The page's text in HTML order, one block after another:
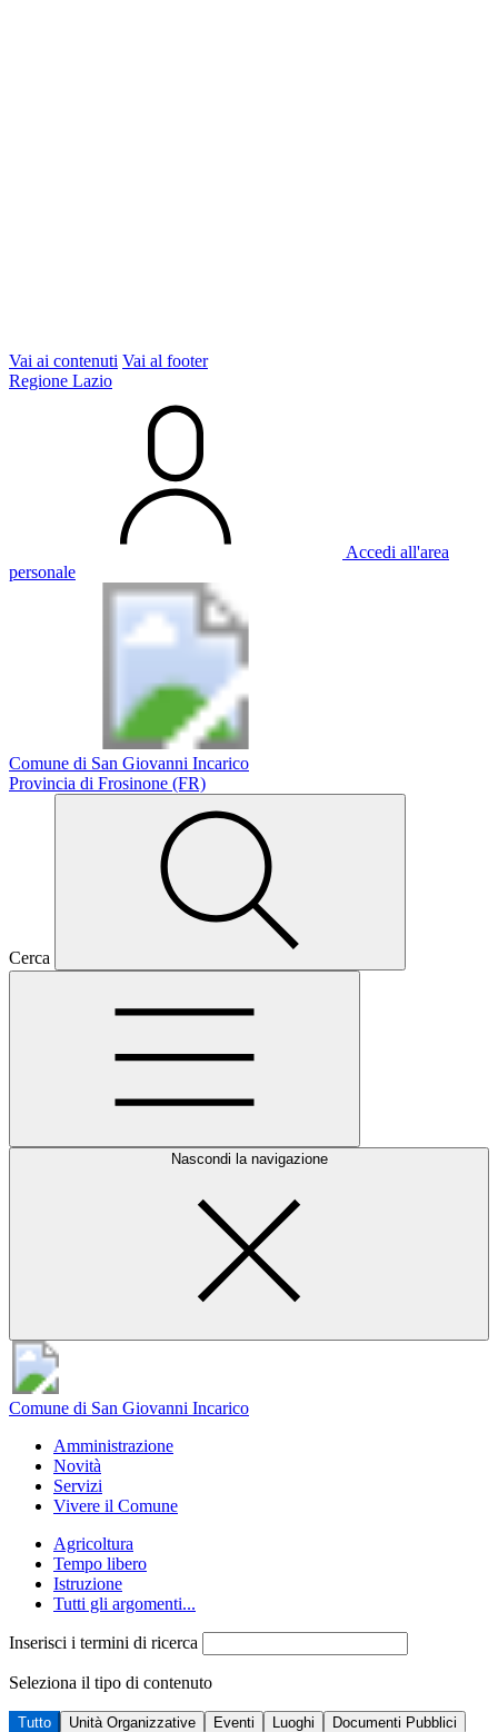
Vai ai contenuti Vai al footer
Regione Lazio
Accedi all'area
personale
Comune di San Giovanni Incarico
Provincia di Frosinone (FR)
Cerca
Nascondi la navigazione
Comune di San Giovanni Incarico
Amministrazione
Novità
Servizi
Vivere il Comune
Agricoltura
Tempo libero
Istruzione
Tutti gli argomenti...
Inserisci i termini di ricerca
Seleziona il tipo di contenuto
Tutto Unità Organizzative Eventi Luoghi
Documenti Pubblici